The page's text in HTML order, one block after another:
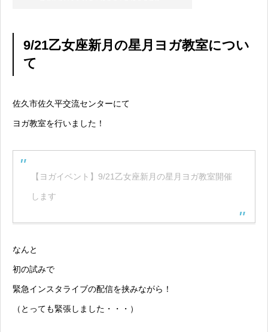
9/21乙女座新月の星月ヨガ教室につい
て
佐久市佐久平交流センターにて
ヨガ教室を行いました！
【ヨガイベント】9/21乙女座新月の星月ヨガ教室開催
します
なんと
初の試みで
緊急インスタライブの配信を挟みながら！
（とっても緊張しました・・・）